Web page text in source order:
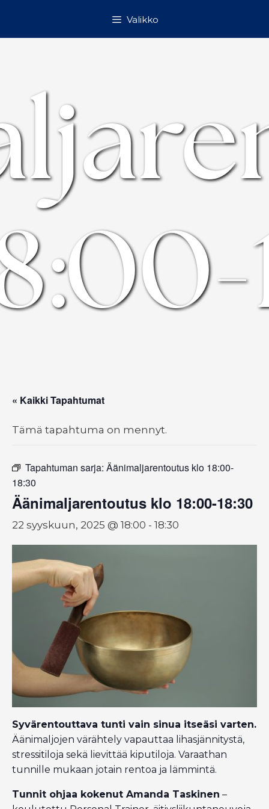
Valikko
« Kaikki Tapahtumat
Tämä tapahtuma on mennyt.
Tapahtuman sarja: Äänimaljarentoutus klo 18:00-
18:30
Äänimaljarentoutus klo 18:00-18:30
22 syyskuun, 2025 @ 18:00 - 18:30
Syvärentouttava tunti vain sinua itseäsi varten.
Äänimaljojen värähtely vapauttaa lihasjännitystä,
stressitiloja sekä lievittää kiputiloja. Varaathan
tunnille mukaan jotain rentoa ja lämmintä.
Tunnit ohjaa kokenut Amanda Taskinen –